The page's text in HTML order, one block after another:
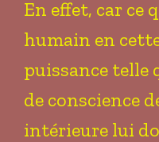
En effet, car ce
humain en
puissance telle
de conscience
intérieure lui